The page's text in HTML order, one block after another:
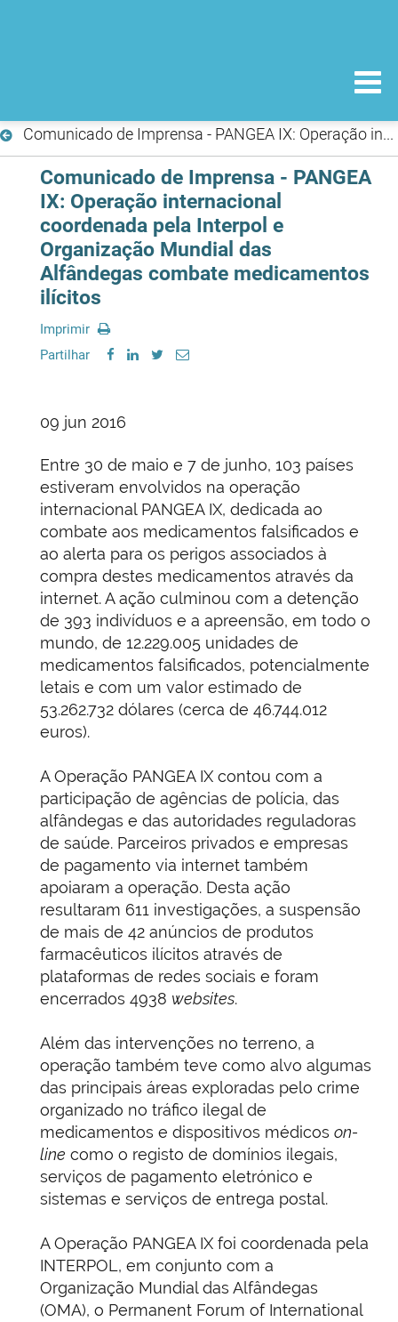
Comunicado de Imprensa - PANGEA IX: Operação internacional coordenada pela Interpol e Organização Mundial das Alfândegas combate medicamentos ilícitos
Comunicado de Imprensa - PANGEA
IX: Operação internacional
coordenada pela Interpol e
Organização Mundial das
Alfândegas combate medicamentos
ilícitos
Imprimir
Partilhar
09 jun 2016
Entre 30 de maio e 7 de junho, 103 países
estiveram envolvidos na operação
internacional PANGEA IX, dedicada ao
combate aos medicamentos falsificados e
ao alerta para os perigos associados à
compra destes medicamentos através da
internet. A ação culminou com a detenção
de 393 indivíduos e a apreensão, em todo o
mundo, de 12.229.005 unidades de
medicamentos falsificados, potencialmente
letais e com um valor estimado de
53.262.732 dólares (cerca de 46.744.012
euros).
A Operação PANGEA IX contou com a
participação de agências de polícia, das
alfândegas e das autoridades reguladoras
de saúde. Parceiros privados e empresas
de pagamento via internet também
apoiaram a operação. Desta ação
resultaram 611 investigações, a suspensão
de mais de 42 anúncios de produtos
farmacêuticos ilícitos através de
plataformas de redes sociais e foram
encerrados 4938 websites.
Além das intervenções no terreno, a
operação também teve como alvo algumas
das principais áreas exploradas pelo crime
organizado no tráfico ilegal de
medicamentos e dispositivos médicos on-
line como o registo de domínios ilegais,
serviços de pagamento eletrónico e
sistemas e serviços de entrega postal.
A Operação PANGEA IX foi coordenada pela
INTERPOL, em conjunto com a
Organização Mundial das Alfândegas
(OMA), o Permanent Forum of International